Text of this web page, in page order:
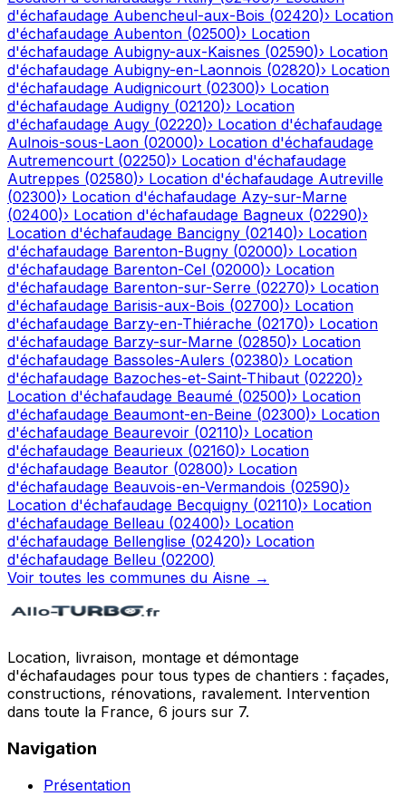
d'échafaudage Aubencheul-aux-Bois (02420)› Location
d'échafaudage Aubenton (02500)› Location
d'échafaudage Aubigny-aux-Kaisnes (02590)› Location
d'échafaudage Aubigny-en-Laonnois (02820)› Location
d'échafaudage Audignicourt (02300)› Location
d'échafaudage Audigny (02120)› Location
d'échafaudage Augy (02220)› Location d'échafaudage
Aulnois-sous-Laon (02000)› Location d'échafaudage
Autremencourt (02250)› Location d'échafaudage
Autreppes (02580)› Location d'échafaudage Autreville
(02300)› Location d'échafaudage Azy-sur-Marne
(02400)› Location d'échafaudage Bagneux (02290)›
Location d'échafaudage Bancigny (02140)› Location
d'échafaudage Barenton-Bugny (02000)› Location
d'échafaudage Barenton-Cel (02000)› Location
d'échafaudage Barenton-sur-Serre (02270)› Location
d'échafaudage Barisis-aux-Bois (02700)› Location
d'échafaudage Barzy-en-Thiérache (02170)› Location
d'échafaudage Barzy-sur-Marne (02850)› Location
d'échafaudage Bassoles-Aulers (02380)› Location
d'échafaudage Bazoches-et-Saint-Thibaut (02220)›
Location d'échafaudage Beaumé (02500)› Location
d'échafaudage Beaumont-en-Beine (02300)› Location
d'échafaudage Beaurevoir (02110)› Location
d'échafaudage Beaurieux (02160)› Location
d'échafaudage Beautor (02800)› Location
d'échafaudage Beauvois-en-Vermandois (02590)›
Location d'échafaudage Becquigny (02110)› Location
d'échafaudage Belleau (02400)› Location
d'échafaudage Bellenglise (02420)› Location
d'échafaudage Belleu (02200)
Voir toutes les communes du Aisne →
Location, livraison, montage et démontage
d'échafaudages pour tous types de chantiers : façades,
constructions, rénovations, ravalement. Intervention
dans toute la France, 6 jours sur 7.
Navigation
Présentation